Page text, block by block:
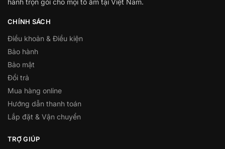
hành trọn gói cho mọi tổ ấm tại Việt Nam.
CHÍNH SÁCH
Điều khoản & Điều kiện
Bảo hành
Bảo mật
Đổi trả
Mua hàng online
Hướng dẫn thanh toán
Lắp đặt & Vận chuyển
TRỢ GIÚP